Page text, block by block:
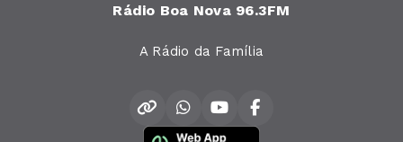
Rádio Boa Nova 96.3FM
A Rádio da Família